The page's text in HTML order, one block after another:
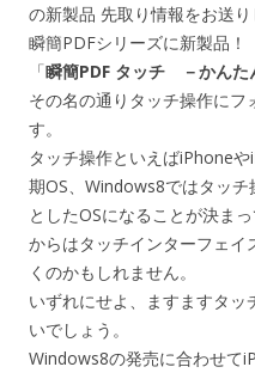
の新製品 先取り情報をお送り
瞬簡PDFシリーズに新製品！
「瞬簡PDF タッチ －かんた
その名の通りタッチ操作にフ
す。
タッチ操作といえばiPhone
期OS、Windows8ではタッ
としたOSになることが決ま
からはタッチインターフェ
くのかもしれません。
いずれにせよ、ますますタ
いでしょう。
Windows8の発売に合わせて